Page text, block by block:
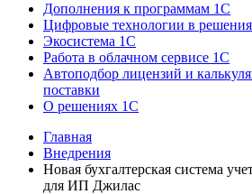
Дополнения к программам 1С
Цифровые технологии в
Экосистема 1С
Работа в облачном сервисе 1С
Автоподбор лицензий и
поставки
О решениях 1С
Главная
Внедрения
Новая бухгалтерская система
для ИП Джилас